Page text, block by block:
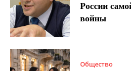
России
войны
Общество